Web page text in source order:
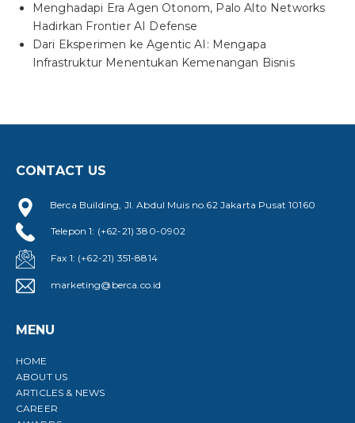
Menghadapi Era Agen Otonom, Palo Alto Networks
Hadirkan Frontier AI Defense
Dari Eksperimen ke Agentic AI: Mengapa
Infrastruktur Menentukan Kemenangan Bisnis
CONTACT US
Berca Building, Jl. Abdul Muis no.62 Jakarta Pusat 10160
Telepon 1: (+62-21) 380-0902
Fax 1: (+62-21) 351-8814
marketing@berca.co.id
MENU
HOME
ABOUT US
ARTICLES & NEWS
CAREER